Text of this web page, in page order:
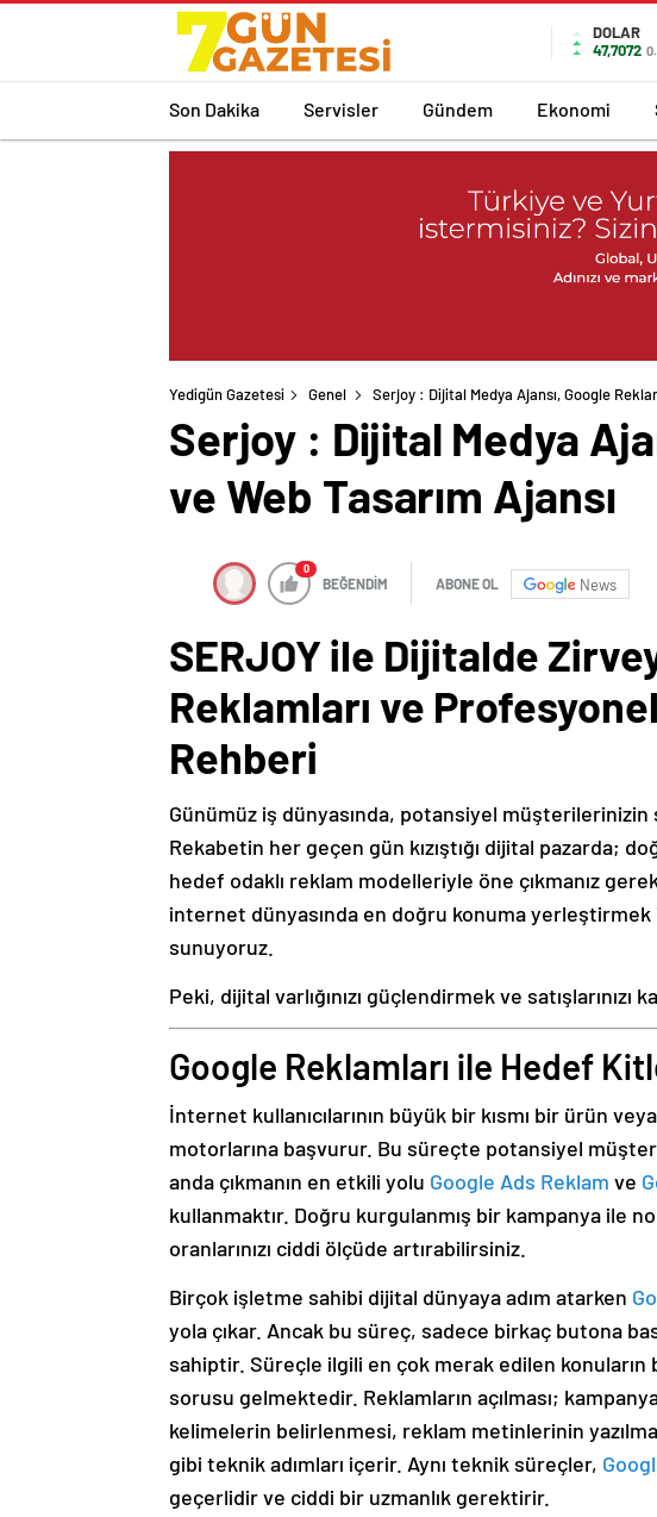
DOLAR
47,7072
Son Dakika Servisler Gündem Ekonomi
Yedigün Gazetesi Genel Serjoy : Dijital Medya Ajansı, Google
Serjoy : Dijital Medya
ve Web Tasarım Ajansı
0
BEĞENDİM ABONE OL News
SERJOY ile Dijitalde
Reklamları ve
Rehberi
Günümüz iş dünyasında, potansiyel müşterilerinizin
Rekabetin her geçen gün kızıştığı dijital pazarda;
hedef odaklı reklam modelleriyle öne çıkmanız
internet dünyasında en doğru konuma yerleştirmek
sunuyoruz.
Peki, dijital varlığınızı güçlendirmek ve satışlarınızı
Google Reklamları ile Hedef
İnternet kullanıcılarının büyük bir kısmı bir ürün
motorlarına başvurur. Bu süreçte potansiyel
anda çıkmanın en etkili yolu Google Ads Reklam ve
kullanmaktır. Doğru kurgulanmış bir kampanya ile
oranlarınızı ciddi ölçüde artırabilirsiniz.
Birçok işletme sahibi dijital dünyaya adım atarken
yola çıkar. Ancak bu süreç, sadece birkaç butona
sahiptir. Süreçle ilgili en çok merak edilen konuların
sorusu gelmektedir. Reklamların açılması;
kelimelerin belirlenmesi, reklam metinlerinin
gibi teknik adımları içerir. Aynı teknik süreçler,
geçerlidir ve ciddi bir uzmanlık gerektirir.